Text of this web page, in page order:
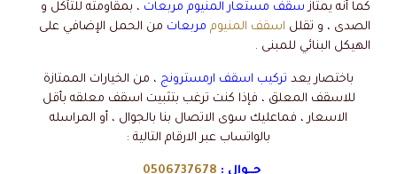
كما أنه يمتازسقف مستعار المنيوم مربعات ، بمقاومته للتآكل و
الصدى ، و تقلل اسقف المنيوم مربعات من الحمل الإضافي على
الهيكل البنائي للمبنى .
باختصار يعد تركيب اسقف ارمسترونج ، من الخيارات الممتازة
للاسقف المعلق ، فإذا كنت ترغب بتثبيت اسقف معلقه بأقل
الاسعار ، فماعليك سوى الاتصال بنا بالجوال ، أو المراسله
بالواتساب عبر الارقام التالية :
جــوال : 0506737678